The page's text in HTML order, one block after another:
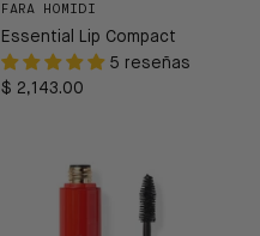
FARA HOMIDI
Essential Lip Compact
5 reseñas
$ 2,143.00